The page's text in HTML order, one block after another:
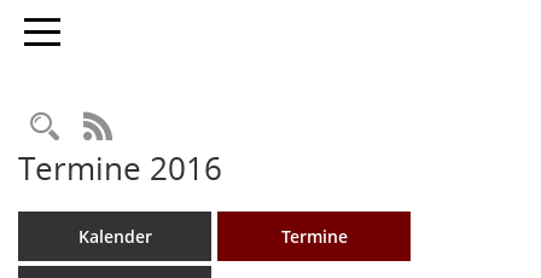
Toggle navigation
Rechercheauswahl
RSS-Feed
Termine 2016
Kalender Termine